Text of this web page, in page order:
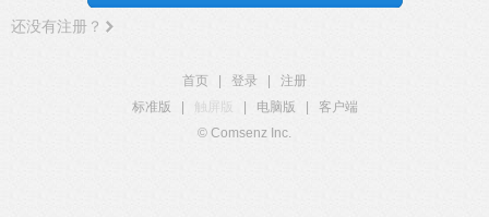
还没有注册？
首页 登录
注册
标准版
触屏版 电脑版
客户端
© Comsenz Inc.